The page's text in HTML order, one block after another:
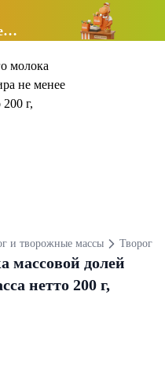
и творожные массы Творог
массовой долей
нетто 200 г,